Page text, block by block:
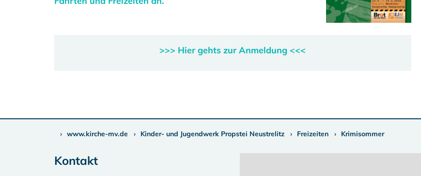
>>> Hier gehts zur Anmeldung <<<
www.kirche-mv.de Kinder- und Jugendwerk Propstei Neustrelitz Freizeiten Krimisommer
Kontakt